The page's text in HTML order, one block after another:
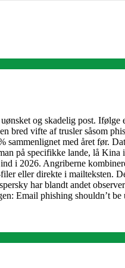
og skadelig post.
bred vifte af trusler såsom
med året før.
på specifikke lande, lå
i 2026. Angriberne
eller direkte i
har blandt andet
Email phishing shouldn’t